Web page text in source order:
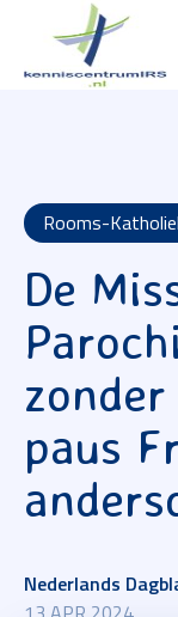
Rooms-
De
paus
Nederlands